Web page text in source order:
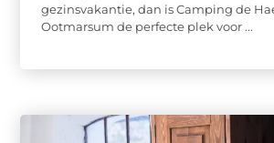
gezinsvakantie, dan is Camping de
Ootmarsum de perfecte plek voor ...